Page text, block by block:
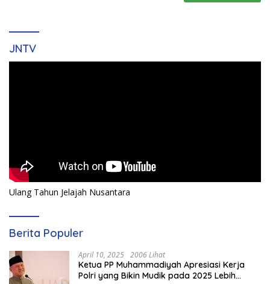
JNTV
Ulang Tahun Jelajah Nusantara
Berita Populer
April 10, 2025 2006 Lihat
Ketua PP Muhammadiyah Apresiasi Kerja
Polri yang Bikin Mudik pada 2025 Lebih